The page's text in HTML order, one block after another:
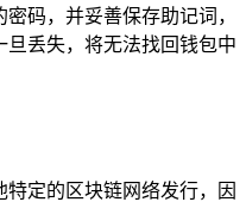
码，并妥善保存助记词，
丢失，将无法找回钱包中
定的区块链网络发行，因